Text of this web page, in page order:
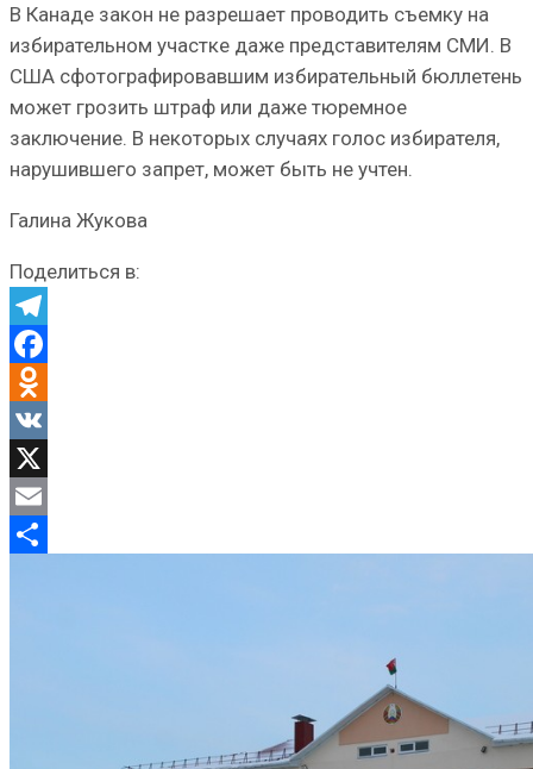
В Канаде закон не разрешает проводить съемку на
избирательном участке даже представителям СМИ. В
США сфотографировавшим избирательный бюллетень
может грозить штраф или даже тюремное
заключение. В некоторых случаях голос избирателя,
нарушившего запрет, может быть не учтен.
Галина Жукова
Поделиться в:
Telegram
Facebook
Odnoklassniki
VK
X
Email